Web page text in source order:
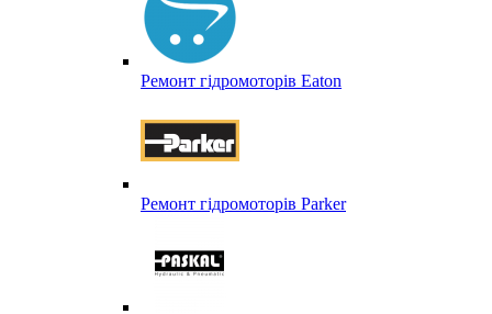
Ремонт гідромоторів Eaton
Ремонт гідромоторів Parker